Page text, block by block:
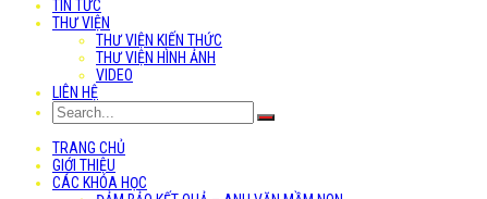
TIN TỨC
THƯ VIỆN
THƯ VIỆN KIẾN THỨC
THƯ VIỆN HÌNH ẢNH
VIDEO
LIÊN HỆ
TRANG CHỦ
GIỚI THIỆU
CÁC KHÓA HỌC